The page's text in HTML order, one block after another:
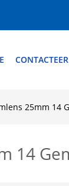
25mm 14
14